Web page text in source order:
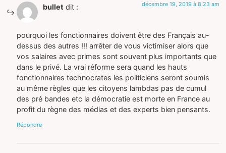
bullet dit : décembre 19, 2019 à 8:23 am
pourquoi les fonctionnaires doivent être des Français au-
dessus des autres !!! arrêter de vous victimiser alors que
vos salaires avec primes sont souvent plus importants que
dans le privé. La vrai réforme sera quand les hauts
fonctionnaires technocrates les politiciens seront soumis
au même règles que les citoyens lambdas pas de cumul
des pré bandes etc la démocratie est morte en France au
profit du règne des médias et des experts bien pensants.
Répondre